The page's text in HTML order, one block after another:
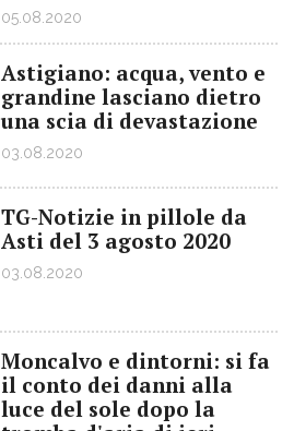
05.08.2020
Astigiano: acqua, vento e
grandine lasciano dietro
una scia di devastazione
03.08.2020
TG-Notizie in pillole da
Asti del 3 agosto 2020
03.08.2020
Moncalvo e dintorni: si fa
il conto dei danni alla
luce del sole dopo la